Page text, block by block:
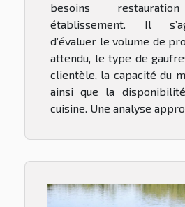
besoins
établissement. Il
d’évaluer le volume de
attendu, le type de
clientèle, la capacité du
ainsi que la
cuisine. Une analyse